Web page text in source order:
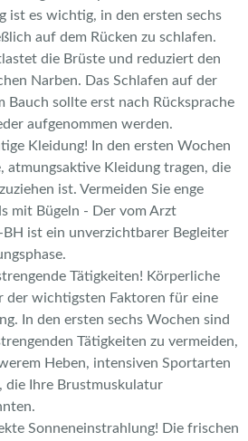
ist es wichtig, in den ersten sechs
auf dem Rücken zu schlafen.
die Brüste und reduziert den
Narben. Das Schlafen auf der
Bauch sollte erst nach Rücksprache
aufgenommen werden.
Kleidung! In den ersten Wochen
atmungsaktive Kleidung tragen, die
ist. Vermeiden Sie enge
mit Bügeln - Der vom Arzt
ist ein unverzichtbarer Begleiter
Tätigkeiten! Körperliche
der wichtigsten Faktoren für eine
In den ersten sechs Wochen sind
Tätigkeiten zu vermeiden,
Heben, intensiven Sportarten
die Ihre Brustmuskulatur
Sonneneinstrahlung! Die frischen